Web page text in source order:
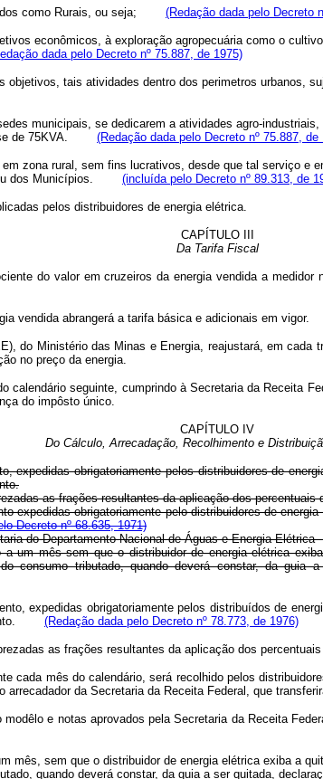
como Rurais, ou seja; (Redação dada pelo Decreto
econômicos, à exploração agropecuária como o
dada pelo Decreto nº 75.887, de 1975)
objetivos, tais atividades dentro dos perimetros
municipais, se dedicarem a atividades agro-
de 75KVA. (Redação dada pelo Decreto nº 75.887, de
zona rural, sem fins lucrativos, desde que tal serviço e
ou dos Municípios. (incluída pelo Decreto nº 89.313, de
pelos distribuidores de energia elétrica.
CAPÍTULO III
Da Tarifa Fiscal
do valor em cruzeiros da energia vendida a
abrangerá a tarifa básica e adicionais em vigor.
Ministério das Minas e Energia, reajustará, em cada
no preço da energia.
seguinte, cumprindo à Secretaria da Receita
do impôsto único.
CAPÍTULO IV
Do Cálculo, Arrecadação, Recolhimento e
expedidas obrigatoriamente pelos distribuidores de
as frações resultantes da aplicação dos percentuais
expedidas obrigatoriamente pelo distribuidores de
Decreto nº 68.635, 1971)
do Departamento Nacional de Águas e Energia
um mês sem que o distribuidor de energia elétrica
consumo tributado, quando deverá constar, da guia
expedidas obrigatoriamente pelos distribuídos de
(Redação dada pelo Decreto nº 78.773, de 1976)
as frações resultantes da aplicação dos
cada mês do calendário, será recolhido pelos
da Secretaria da Receita Federal, que
e notas aprovados pela Secretaria da Receita
sem que o distribuidor de energia elétrica exiba a
quando deverá constar, da guia a ser quitada,